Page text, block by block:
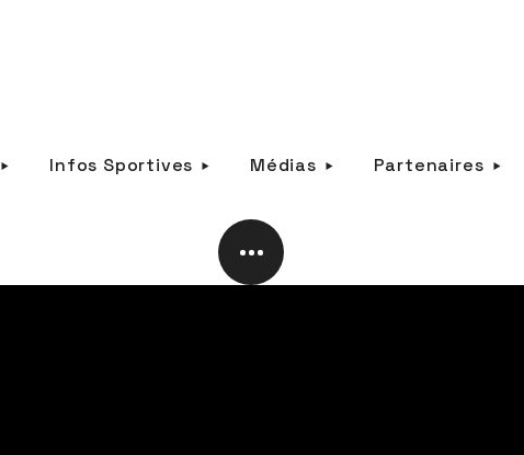
Infos Sportives Médias Partenaires